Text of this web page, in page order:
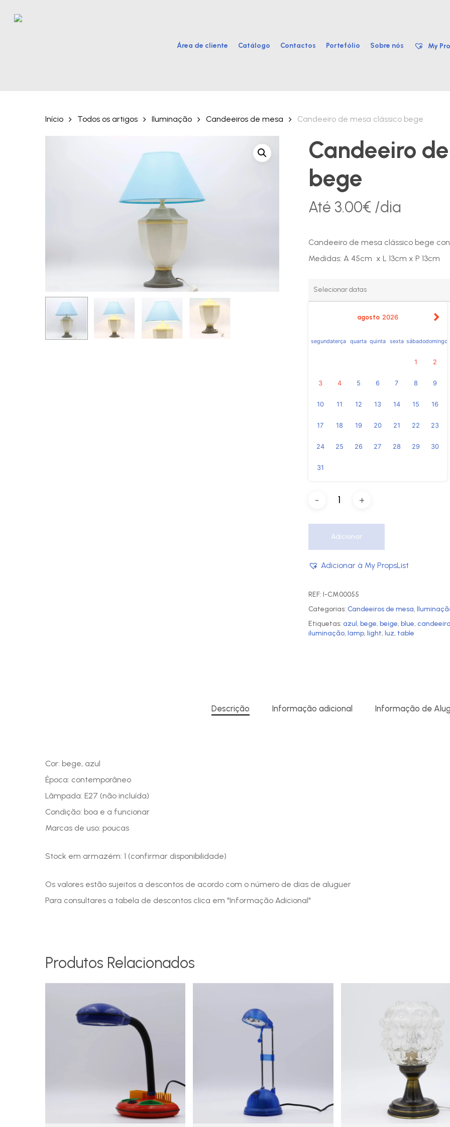
Área de cliente Catálogo Contactos Portefólio Sobre nós My
Início Todos os artigos Iluminação Candeeiros de mesa Candeeiro de mesa clássico bege
Candeeiro
bege
Até 3.00€ /dia
Candeeiro de mesa clássico bege
Medidas: A 45cm x L 13cm x P 13cm
agosto 2026
segundaterça quarta quinta sexta sábadodomingo
1 2
3 4 5 6 7 8 9
10 11 12 13 14 15 16
17 18 19 20 21 22 23
24 25 26 27 28 29 30
31
Adicionar
Adicionar à My PropsList
REF: I-CM00055
Categorias: Candeeiros de mesa,
Etiquetas: azul, bege, beige, blue, candeeiro
iluminação, lamp, light, luz, table
Descrição Informação adicional Informação de
Cor: bege, azul
Época: contemporâneo
Lâmpada: E27 (não incluída)
Condição: boa e a funcionar
Marcas de uso: poucas
Stock em armazém: 1 (confirmar disponibilidade)
Os valores estão sujeitos a descontos de acordo com o número de dias de aluguer
Para consultares a tabela de descontos clica em "Informação Adicional"
Produtos Relacionados